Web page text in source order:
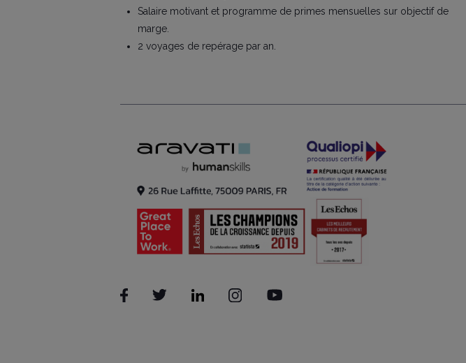
Salaire motivant et programme de primes mensuelles sur objectif de
marge.
2 voyages de repérage par an.